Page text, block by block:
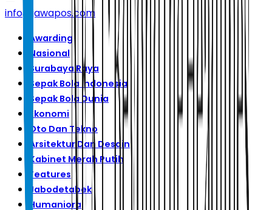
info@jawapos.com
Awarding
Nasional
Surabaya Raya
Sepak Bola Indonesia
Sepak Bola Dunia
Ekonomi
Oto Dan Tekno
Arsitektur Dan Desain
Kabinet Merah Putih
Features
Jabodetabek
Humaniora